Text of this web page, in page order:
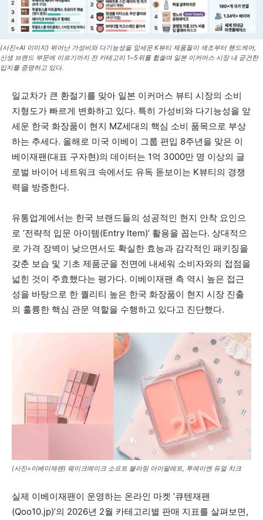
(사진=AI 이미지) 뛰어난 가성비와 다기능성을 앞세운 K뷰티 제품들이 색조부터 핸드케어,
신생 브랜드 부문에 이르기까지 전 카테고리 1~5위를 휩쓸며 일본 이커머스 시장 내 굳건한
입지를 증명하고 있다.
일교차가 큰 환절기를 맞아 일본 이커머스 뷰티 시장의 소비
지형도가 빠르게 변화하고 있다. 특히 가성비와 다기능성을 앞
세운 한국 화장품이 현지 MZ세대의 핵심 소비 품목으로 부상
하는 추세다. 올해로 미국 이베이 그룹 편입 8주년을 맞은 이
베이재팬(대표 구자현)의 데이터는 1억 3000만 명 이상의 글
로벌 바이어 네트워크 속에서도 유독 돋보이는 K뷰티의 경쟁
력을 방증한다.
유통업계에서는 한국 브랜드들의 성공적인 현지 안착 요인으
로 ‘전략적 입문 아이템(Entry Item)’ 활용을 꼽는다. 상대적으
로 가격 장벽이 낮으면서도 확실한 효능과 감각적인 패키징을
갖춘 보습 및 기초 제품군을 전면에 내세워 소비자와의 접점을
넓힌 것이 주효했다는 평가다. 이베이재팬 측 역시 높은 접근
성을 바탕으로 한 퀄리티 높은 한국 화장품이 현지 시장 진출
의 훌륭한 핵심 관문 역할을 수행하고 있다고 진단했다.
(사진=이베이재팬) 웨이크메이크 소프트 블러링 아이팔레트, 투에이엔 듀얼 치크
실제 이베이재팬이 운영하는 온라인 마켓 ‘큐텐재팬
(Qoo10.jp)’의 2026년 2월 카테고리별 판매 지표를 살펴보면,